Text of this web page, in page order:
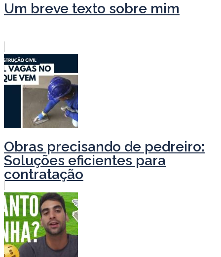
Um breve texto sobre mim
Obras precisando de pedreiro:
Soluções eficientes para
contratação